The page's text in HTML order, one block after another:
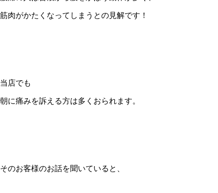
筋肉がかたくなってしまうとの見解です！
当店でも
朝に痛みを訴える方は多くおられます。
そのお客様のお話を聞いていると、